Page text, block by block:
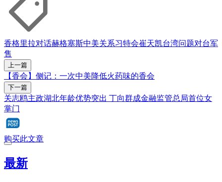
香格里拉对话赫格塞斯中美关系习特会崔天凯台湾问题对台军
售
上一篇
【香会】侧记：一次中美降低火药味的香会
下一篇
关志鸥主政湖北年龄优势突出 丁向群成金融监管总局首位女
掌门
购买此文章
最新